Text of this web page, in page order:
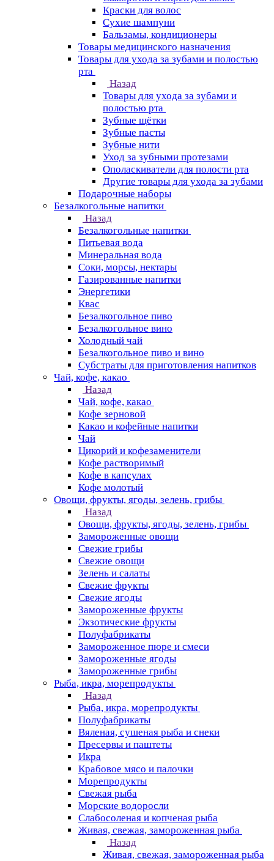
Краски для волос
Сухие шампуни
Бальзамы, кондиционеры
Товары медицинского назначения
Товары для ухода за зубами и полостью
рта
Назад
Товары для ухода за зубами и
полостью рта
Зубные щётки
Зубные пасты
Зубные нити
Уход за зубными протезами
Ополаскиватели для полости рта
Другие товары для ухода за зубами
Подарочные наборы
Безалкогольные напитки
Назад
Безалкогольные напитки
Питьевая вода
Минеральная вода
Соки, морсы, нектары
Газированные напитки
Энергетики
Квас
Безалкогольное пиво
Безалкогольное вино
Холодный чай
Безалкогольное пиво и вино
Субстраты для приготовления напитков
Чай, кофе, какао
Назад
Чай, кофе, какао
Кофе зерновой
Какао и кофейные напитки
Чай
Цикорий и кофезаменители
Кофе растворимый
Кофе в капсулах
Кофе молотый
Овощи, фрукты, ягоды, зелень, грибы
Назад
Овощи, фрукты, ягоды, зелень, грибы
Замороженные овощи
Свежие грибы
Свежие овощи
Зелень и салаты
Свежие фрукты
Свежие ягоды
Замороженные фрукты
Экзотические фрукты
Полуфабрикаты
Замороженное пюре и смеси
Замороженные ягоды
Замороженные грибы
Рыба, икра, морепродукты
Назад
Рыба, икра, морепродукты
Полуфабрикаты
Вяленая, сушеная рыба и снеки
Пресервы и паштеты
Икра
Крабовое мясо и палочки
Морепродукты
Свежая рыба
Морские водоросли
Слабосоленая и копченая рыба
Живая, свежая, замороженная рыба
Назад
Живая, свежая, замороженная рыба